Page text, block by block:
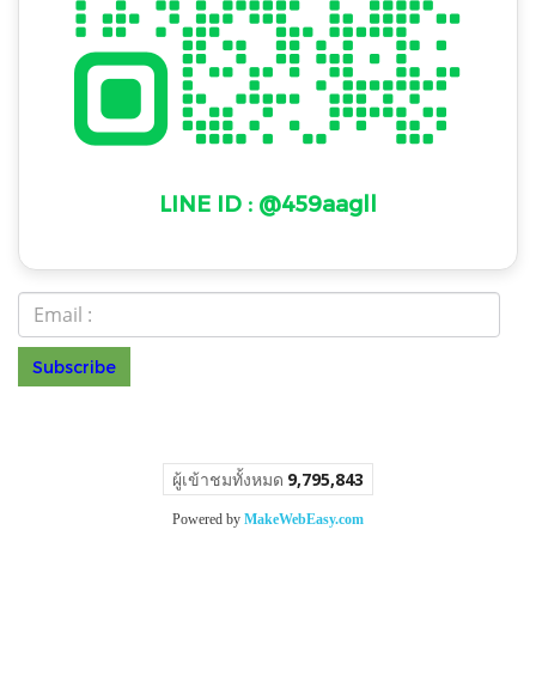
LINE ID : @459aagll
Subscribe
ผู้เข้าชมวันนี้ 1
Powered by MakeWebEasy.com